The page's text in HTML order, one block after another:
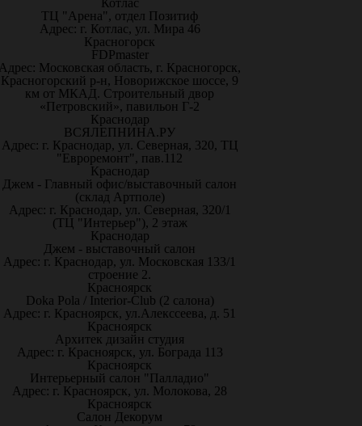
Котлас
ТЦ "Арена", отдел Позитиф
Адрес: г. Котлас, ул. Мира 46
Красногорск
FDPmaster
Московская область, г. Красногорск,
Красногорский р-н, Новорижское шоссе, 9
км от МКАД. Строительный двор
«Петровский», павильон Г-2
Краснодар
ВСЯЛЕПНИНА.РУ
Адрес: г. Краснодар, ул. Северная, 320, ТЦ
"Евроремонт", пав.112
Краснодар
Джем - Главный офис/выставочный салон
(склад Артполе)
Адрес: г. Краснодар, ул. Северная, 320/1
(ТЦ "Интерьер"), 2 этаж
Краснодар
Джем - выставочный салон
Адрес: г. Краснодар, ул. Московская 133/1
строение 2.
Красноярск
Doka Pola / Interior-Club (2 салона)
Адрес: г. Красноярск, ул.Алекссеева, д. 51
Красноярск
Архитек дизайн студия
Адрес: г. Красноярск, ул. Бограда 113
Красноярск
Интерьерный салон "Палладио"
Адрес: г. Красноярск, ул. Молокова, 28
Красноярск
Салон Декорум